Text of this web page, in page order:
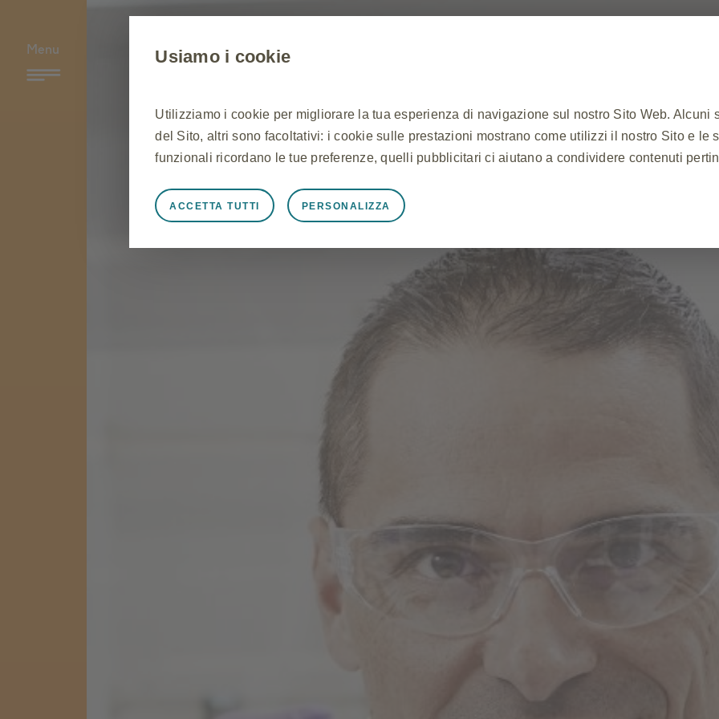
Menu Usiamo i cookie
Utilizziamo i cookie per migliorare la tua esperienza di navigazione sul nostro Sito Web. Alcuni
del Sito, altri sono facoltativi: i cookie sulle prestazioni mostrano come utilizzi il nostro Sito e le
funzionali ricordano le tue preferenze, quelli pubblicitari ci aiutano a condividere contenuti
Sempre attivi Cookie strettamente necessari
Cookie necessari affinché il Sito funzioni correttamente, ad esempio per memorizzare i dati
Sito, per gestire le preferenze sui cookie e tag e per proteggere la sicurezza del Sito. Inoltre,
risposta ad azioni effettuate dall'utente equivalenti ad una richiesta di servizi, come
l'accesso o la compilazione di moduli. Puoi impostare il tuo browser per bloccare o avvisarti di
Sito non funzioneranno. Questi cookie non memorizzano alcuna informazione personale
PERSONALIZZA
ACCETTA TUTTI